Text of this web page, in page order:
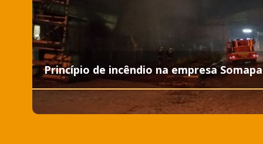
Princípio de incêndio na empresa